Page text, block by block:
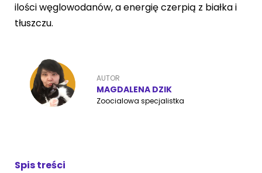
ilości węglowodanów, a energię czerpią z białka i
tłuszczu.
AUTOR
MAGDALENA DZIK
Zoocialowa specjalistka
Spis treści